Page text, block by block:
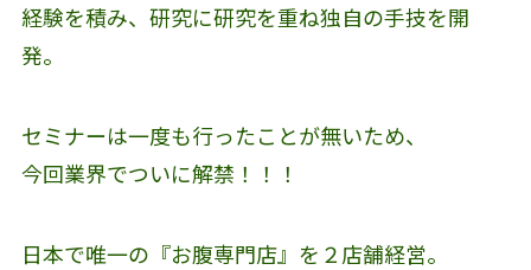
経験を積み、研究に研究を重ね独自の手技を開
発。
セミナーは一度も行ったことが無いため、
今回業界でついに解禁！！！
日本で唯一の『お腹専門店』を２店舗経営。